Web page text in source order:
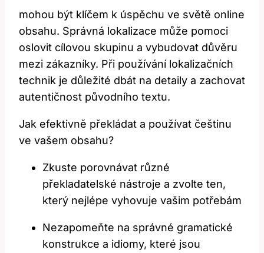
mohou být klíčem k úspěchu ve světě online‌
obsahu. Správná ⁢lokalizace může pomoci‍
oslovit cílovou⁤ skupinu a vybudovat důvěru
mezi zákazníky. Při používání lokalizačních
technik je důležité dbát ⁤na detaily a zachovat
‌autentičnost původního textu.
Jak efektivně překládat a používat ⁢češtinu
⁤ve vašem obsahu?
Zkuste porovnávat různé
⁣překladatelské nástroje ⁣a zvolte ten,
který nejlépe vyhovuje vašim potřebám
Nezapomeňte na správné gramatické
konstrukce a idiomy, ‍které jsou